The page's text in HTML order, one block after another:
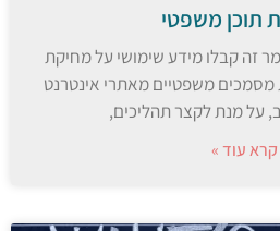
תוכן משפטי
זה קבלו מידע שימושי על מחיקת
מסמכים משפטיים מאתרי אינטרנט
על מנת לקצר תהליכים,
קרא עוד »